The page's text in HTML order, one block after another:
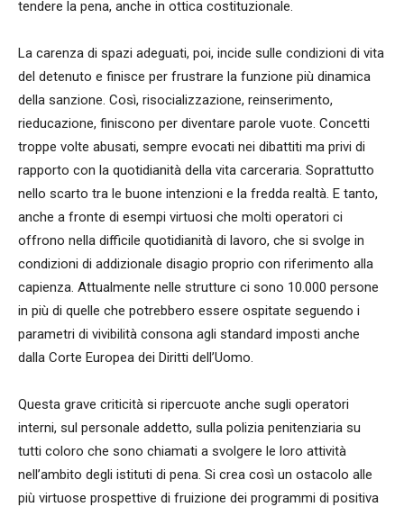
tendere la pena, anche in ottica costituzionale.
La carenza di spazi adeguati, poi, incide sulle condizioni di vita
del detenuto e finisce per frustrare la funzione più dinamica
della sanzione. Così, risocializzazione, reinserimento,
rieducazione, finiscono per diventare parole vuote. Concetti
troppe volte abusati, sempre evocati nei dibattiti ma privi di
rapporto con la quotidianità della vita carceraria. Soprattutto
nello scarto tra le buone intenzioni e la fredda realtà. E tanto,
anche a fronte di esempi virtuosi che molti operatori ci
offrono nella difficile quotidianità di lavoro, che si svolge in
condizioni di addizionale disagio proprio con riferimento alla
capienza. Attualmente nelle strutture ci sono 10.000 persone
in più di quelle che potrebbero essere ospitate seguendo i
parametri di vivibilità consona agli standard imposti anche
dalla Corte Europea dei Diritti dell’Uomo.
Questa grave criticità si ripercuote anche sugli operatori
interni, sul personale addetto, sulla polizia penitenziaria su
tutti coloro che sono chiamati a svolgere le loro attività
nell’ambito degli istituti di pena. Si crea così un ostacolo alle
più virtuose prospettive di fruizione dei programmi di positiva